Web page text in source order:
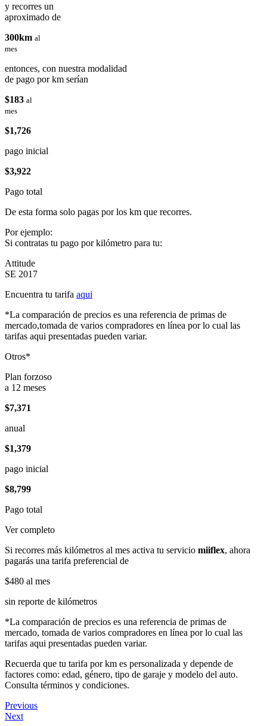
y recorres un
aproximado de
300km al
mes
entonces, con nuestra modalidad
de pago por km serían
$183 al
mes
$1,726
pago inicial
$3,922
Pago total
De esta forma solo pagas por los km que recorres.
Por ejemplo:
Si contratas tu pago por kilómetro para tu:
Attitude
SE 2017
Encuentra tu tarifa aqui
*La comparación de precios es una referencia de primas de
mercado,tomada de varios compradores en línea por lo cual las
tarifas aqui presentadas pueden variar.
Otros*
Plan forzoso
a 12 meses
$7,371
anual
$1,379
pago inicial
$8,799
Pago total
Ver completo
Si recorres más kilómetros al mes activa tu servicio miiflex, ahora
pagarás una tarifa preferencial de
$480 al mes
sin reporte de kilómetros
*La comparación de precios es una referencia de primas de
mercado, tomada de varios compradores en línea por lo cual las
tarifas aqui presentadas pueden variar.
Recuerda que tu tarifa por km es personalizada y depende de
factores como: edad, género, tipo de garaje y modelo del auto.
Consulta términos y condiciones.
Previous
Next